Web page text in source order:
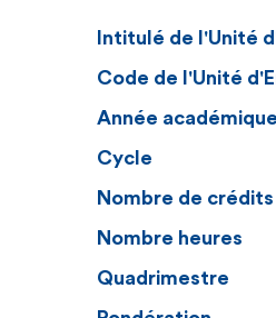
Intitulé de l'Unité
Code de l'Unité
Année académique
Cycle
Nombre de crédits
Nombre heures
Quadrimestre